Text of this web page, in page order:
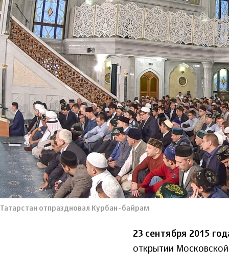
Татарстан отпраздновал Курбан-байрам
23 сентября 2015
открытии